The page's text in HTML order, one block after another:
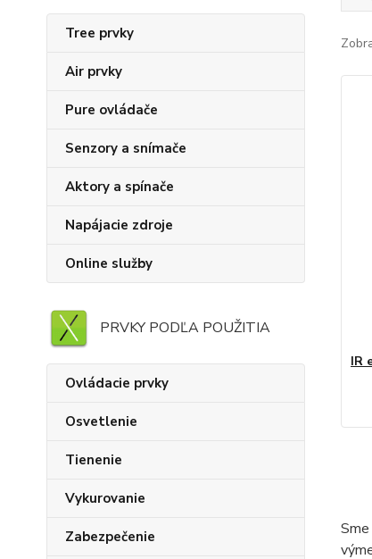
Tree prvky
Air prvky
Pure ovládače
Senzory a snímače
Aktory a spínače
Napájacie zdroje
Online služby
PRVKY PODĽA POUŽITIA
Ovládacie prvky
Osvetlenie
Tienenie
Vykurovanie
Zabezpečenie
IR